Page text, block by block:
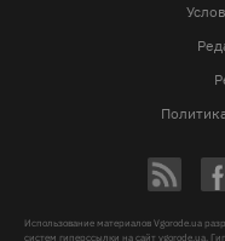
Использование материалов Vgorode.ua
систем гиперссылки на сайт vgorode.ua.